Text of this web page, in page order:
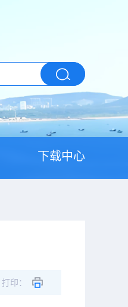
下载中心
打印：